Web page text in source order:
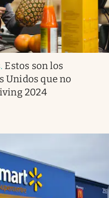
. Estos son los
Unidos que no
2024